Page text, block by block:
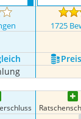
1725